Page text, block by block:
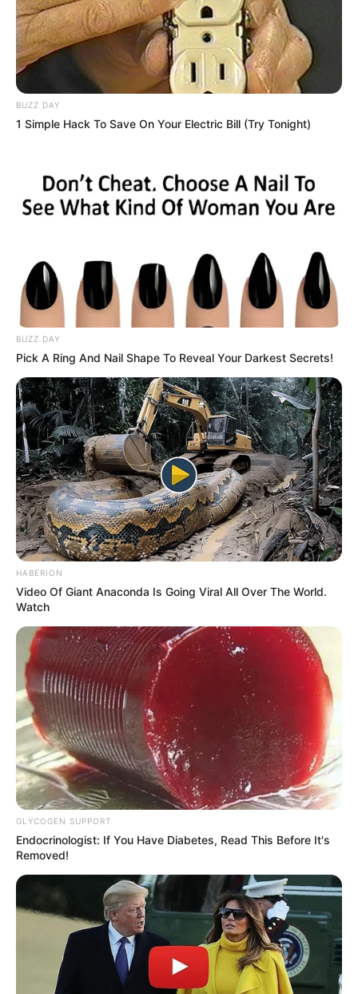
BUZZ DAY
1 Simple Hack To Save On Your Electric Bill (Try Tonight)
BUZZ DAY
Pick A Ring And Nail Shape To Reveal Your Darkest Secrets!
HABERION
Video Of Giant Anaconda Is Going Viral All Over The World.
Watch
GLYCOGEN SUPPORT
Endocrinologist: If You Have Diabetes, Read This Before It's
Removed!